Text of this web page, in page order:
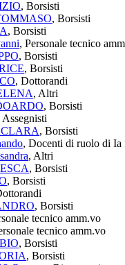
, Borsisti
, Borsisti
, Borsisti
, Personale tecnico
, Borsisti
, Borsisti
, Dottorandi
, Altri
, Borsisti
Assegnisti
, Borsisti
, Docenti di ruolo di Ia
, Altri
, Borsisti
, Borsisti
, Borsisti
tecnico amm.vo
tecnico amm.vo
, Borsisti
, Borsisti